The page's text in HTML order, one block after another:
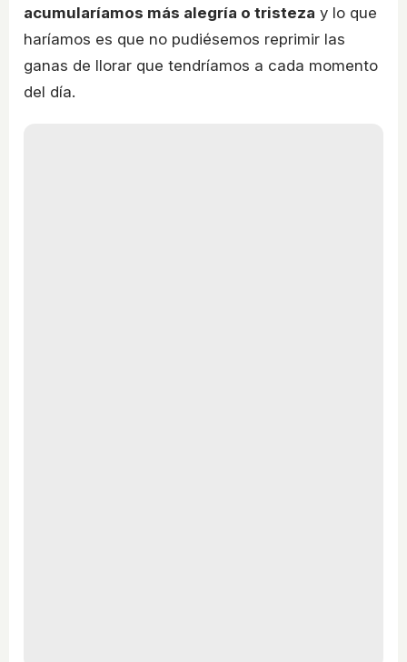
acumularíamos más alegría o tristeza y lo que
haríamos es que no pudiésemos reprimir las
ganas de llorar que tendríamos a cada momento
del día.